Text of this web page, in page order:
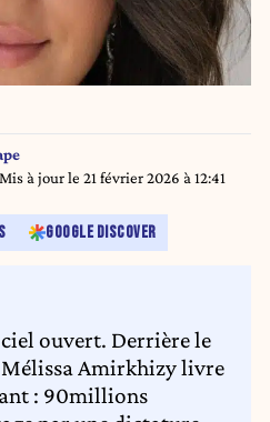
à jour le 21 février 2026 à 12:41
GOOGLE DISCOVER
ouvert. Derrière le
Amirkhizy livre
: 90millions